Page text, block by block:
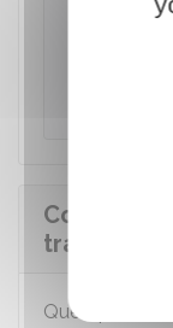
Si vous
territoire
apporter la
Comment
traitée ?
Quel que soit